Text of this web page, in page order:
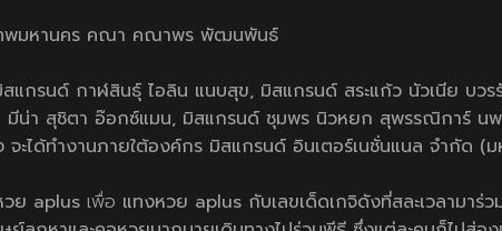
พมหานคร คณา คณาพร พัฒนพันธ์
แกรนด์ กาฬสินธุ์ ไอลิน แนบสุข, มิสแกรนด์ สระแก้ว นัวเนีย บ
มีน่า สุชิตา อ๊อกซ์แมน, มิสแกรนด์ ชุมพร นิวหยก สุพรรณิการ์ น
ะได้ทำงานภายใต้องค์กร มิสแกรนด์ อินเตอร์เนชั่นแนล จำกัด
วย aplus เพื่อ แทงหวย aplus กับเลขเด็ดเกจิดังที่สละเวลามาร่